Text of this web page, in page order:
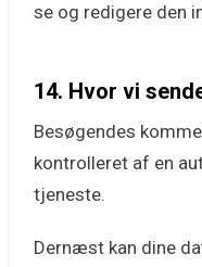
se og redigere den
14. Hvor vi
Besøgendes
kontrolleret af en
tjeneste.
Dernæst kan dine